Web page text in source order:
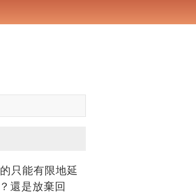
只能有限地延
還是放棄回